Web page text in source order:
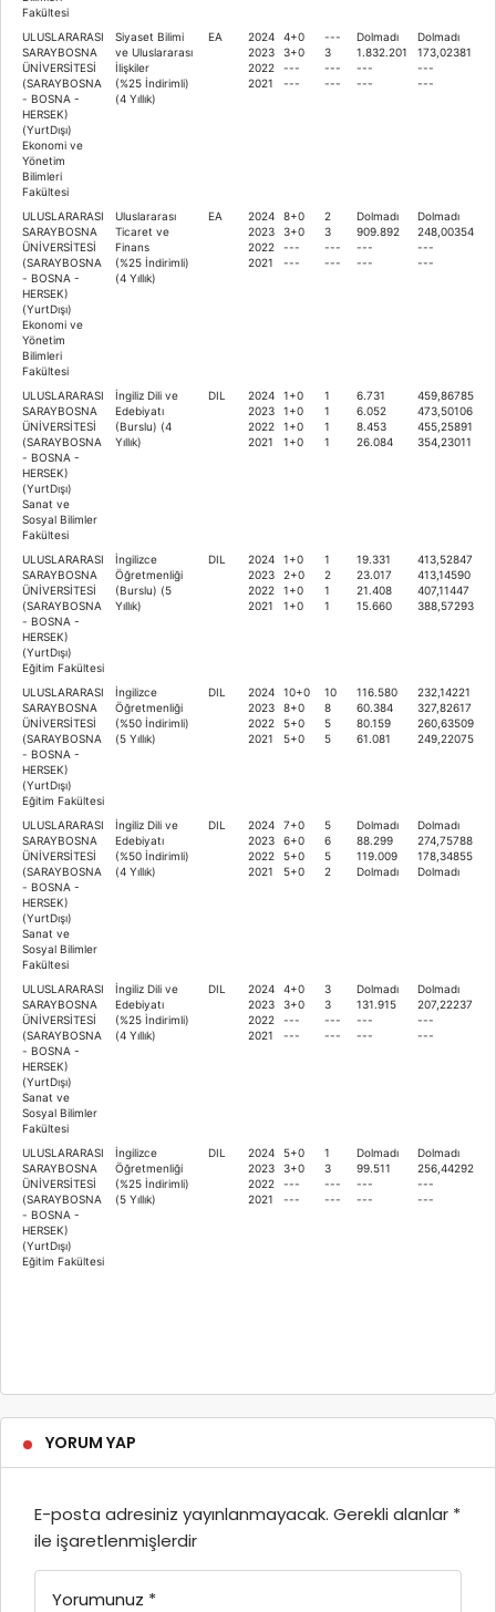
Fakültesi
ULUSLARARASI
SARAYBOSNA
ÜNİVERSİTESİ
(SARAYBOSNA
- BOSNA -
HERSEK)
(YurtDışı)
Ekonomi ve
Yönetim
Bilimleri
Fakültesi
Siyaset Bilimi
ve Uluslararası
İlişkiler
(%25 İndirimli)
(4 Yıllık)
EA
2024
2023
2022
2021
4+0
3+0
---
---
---
3
---
---
Dolmadı
1.832.201
---
---
Dolmadı
173,02381
---
---
ULUSLARARASI
SARAYBOSNA
ÜNİVERSİTESİ
(SARAYBOSNA
- BOSNA -
HERSEK)
(YurtDışı)
Ekonomi ve
Yönetim
Bilimleri
Fakültesi
Uluslararası
Ticaret ve
Finans
(%25 İndirimli)
(4 Yıllık)
EA
2024
2023
2022
2021
8+0
3+0
---
---
2
3
---
---
Dolmadı
909.892
---
---
Dolmadı
248,00354
---
---
ULUSLARARASI
SARAYBOSNA
ÜNİVERSİTESİ
(SARAYBOSNA
- BOSNA -
HERSEK)
(YurtDışı)
Sanat ve
Sosyal Bilimler
Fakültesi
İngiliz Dili ve
Edebiyatı
(Burslu) (4
Yıllık)
DIL
2024
2023
2022
2021
1+0
1+0
1+0
1+0
1
1
1
1
6.731
6.052
8.453
26.084
459,86785
473,50106
455,25891
354,23011
ULUSLARARASI
SARAYBOSNA
ÜNİVERSİTESİ
(SARAYBOSNA
- BOSNA -
HERSEK)
(YurtDışı)
Eğitim Fakültesi
İngilizce
Öğretmenliği
(Burslu) (5
Yıllık)
DIL
2024
2023
2022
2021
1+0
2+0
1+0
1+0
1
2
1
1
19.331
23.017
21.408
15.660
413,52847
413,14590
407,11447
388,57293
ULUSLARARASI
SARAYBOSNA
ÜNİVERSİTESİ
(SARAYBOSNA
- BOSNA -
HERSEK)
(YurtDışı)
Eğitim Fakültesi
İngilizce
Öğretmenliği
(%50 İndirimli)
(5 Yıllık)
DIL
2024
2023
2022
2021
10+0
8+0
5+0
5+0
10
8
5
5
116.580
60.384
80.159
61.081
232,14221
327,82617
260,63509
249,22075
ULUSLARARASI
SARAYBOSNA
ÜNİVERSİTESİ
(SARAYBOSNA
- BOSNA -
HERSEK)
(YurtDışı)
Sanat ve
Sosyal Bilimler
Fakültesi
İngiliz Dili ve
Edebiyatı
(%50 İndirimli)
(4 Yıllık)
DIL
2024
2023
2022
2021
7+0
6+0
5+0
5+0
5
6
5
2
Dolmadı
88.299
119.009
Dolmadı
Dolmadı
274,75788
178,34855
Dolmadı
ULUSLARARASI
SARAYBOSNA
ÜNİVERSİTESİ
(SARAYBOSNA
- BOSNA -
HERSEK)
(YurtDışı)
Sanat ve
Sosyal Bilimler
Fakültesi
İngiliz Dili ve
Edebiyatı
(%25 İndirimli)
(4 Yıllık)
DIL
2024
2023
2022
2021
4+0
3+0
---
---
3
3
---
---
Dolmadı
131.915
---
---
Dolmadı
207,22237
---
---
ULUSLARARASI
SARAYBOSNA
ÜNİVERSİTESİ
(SARAYBOSNA
- BOSNA -
HERSEK)
(YurtDışı)
Eğitim Fakültesi
İngilizce
Öğretmenliği
(%25 İndirimli)
(5 Yıllık)
DIL
2024
2023
2022
2021
5+0
3+0
---
---
1
3
---
---
Dolmadı
99.511
---
---
Dolmadı
256,44292
---
---
YORUM YAP
E-posta adresiniz yayınlanmayacak. Gerekli alanlar *
ile işaretlenmişlerdir
Yorumunuz *